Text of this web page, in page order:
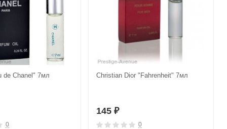
de Сhаnel" 7мл
0
Christian Dior "Fahrenheit" 7мл
145 ₽
0